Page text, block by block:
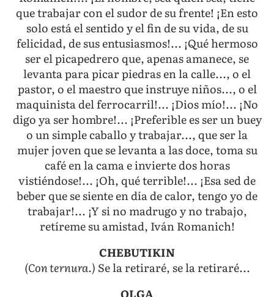
que trabajar con el sudor de su frente! ¡En esto
solo está el sentido y el fin de su vida, de su
felicidad, de sus entusiasmos!... ¡Qué hermoso
ser el picapedrero que, apenas amanece, se
levanta para picar piedras en la calle..., o el
pastor, o el maestro que instruye niños..., o el
maquinista del ferrocarril!... ¡Dios mío!... ¡No
digo ya ser hombre!... ¡Preferible es ser un buey
o un simple caballo y trabajar..., que ser la
mujer joven que se levanta a las doce, toma su
café en la cama e invierte dos horas
vistiéndose!... ¡Oh, qué terrible!... ¡Esa sed de
beber que se siente en día de calor, tengo yo de
trabajar!... ¡Y si no madrugo y no trabajo,
retíreme su amistad, Iván Romanich!
CHEBUTIKIN
(Con ternura.) Se la retiraré, se la retiraré...
OLGA